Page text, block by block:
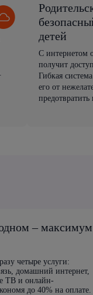
детей
С интернетом
получит
Гибкая
его от
предотвратить
– максимум
четыре услуги:
домашний интернет,
ТВ и онлайн-
до 40% на оплате.